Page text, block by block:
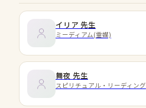
イリア 先生
ミーディアム(霊媒)
舞夜 先生
スピリチュアル・リーディング